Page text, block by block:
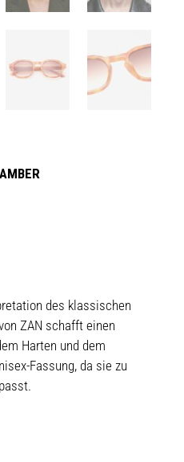
des klassischen
ZAN schafft einen
Harten und dem
Fassung, da sie zu